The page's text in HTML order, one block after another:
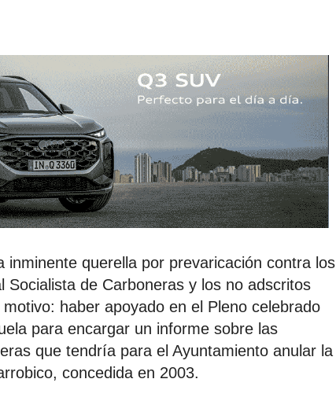
inminente querella por prevaricación contra los
Socialista de Carboneras y los no adscritos
haber apoyado en el Pleno celebrado
para encargar un informe sobre las
que tendría para el Ayuntamiento anular la
concedida en 2003.